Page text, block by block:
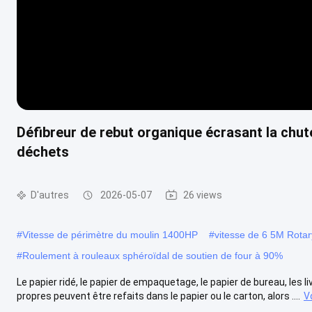
Défibreur de rebut organique écrasant la
déchets
D'autres 2026-05-07 26 views
#Vitesse de périmètre du moulin 1400HP #vitesse de 6 5M
#Roulement à rouleaux sphéroïdal de soutien de four à 90%
Le papier ridé, le papier de empaquetage, le papier de bureau,
propres peuvent être refaits dans le papier ou le carton, alors ....